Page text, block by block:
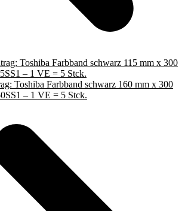
Toshiba Farbband schwarz 115 mm x 300
– 1 VE = 5 Stck.
Toshiba Farbband schwarz 160 mm x 300
– 1 VE = 5 Stck.